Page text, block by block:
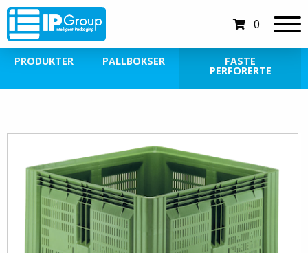
0
PRODUKTER PALLBOKSER FASTE
PERFORERTE